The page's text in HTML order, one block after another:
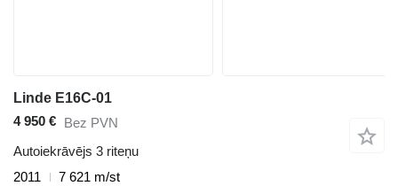
Linde E16C-01
4 950 € Bez PVN
Autoiekrāvējs 3 riteņu
2011
7 621 m/st